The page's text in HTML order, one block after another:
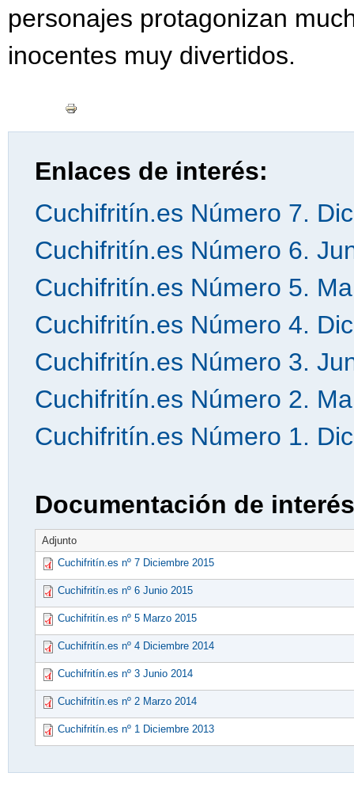
personajes protagonizan
inocentes muy divertidos.
Enlaces de interés:
Cuchifritín.es Número 7.
Cuchifritín.es Número 6.
Cuchifritín.es Número 5.
Cuchifritín.es Número 4.
Cuchifritín.es Número 3.
Cuchifritín.es Número 2.
Cuchifritín.es Número 1.
Documentación de
Adjunto
Cuchifritín.es nº 7 Diciembre 2015
Cuchifritín.es nº 6 Junio 2015
Cuchifritín.es nº 5 Marzo 2015
Cuchifritín.es nº 4 Diciembre 2014
Cuchifritín.es nº 3 Junio 2014
Cuchifritín.es nº 2 Marzo 2014
Cuchifritín.es nº 1 Diciembre 2013